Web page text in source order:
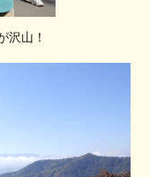
沢山！